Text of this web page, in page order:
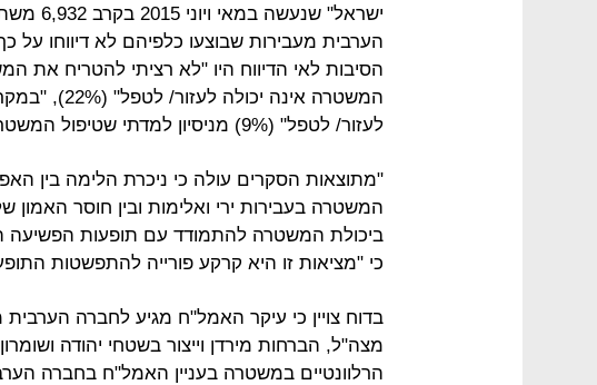
הערבית מעבירות שבוצעו כלפיהם לא דיווחו על
המשטרה אינה
לעזור/ לטפל" (9%) מניסיון למדתי שטיפול המשטרה אינו יעיל".
"מתוצאות הסקרים עולה כי ניכרת הלימה בין
ביכולת המשטרה להתמודד עם תופעות הפשיעה
כי "מציאות זו היא קרקע פורייה להתפשטות
בדוח צויין כי עיקר האמל"ח מגיע לחברה הערבית
מצה"ל, הברחות מירדן וייצור בשטחי יהודה
הרלוונטיים במשטרה בעניין האמל"ח בחברה